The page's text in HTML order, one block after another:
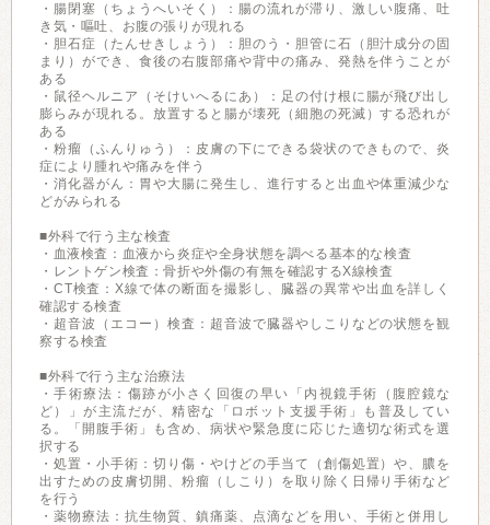
・腸閉塞（ちょうへいそく）：腸の流れが滞り、激しい腹痛、吐
き気・嘔吐、お腹の張りが現れる
・胆石症（たんせきしょう）：胆のう・胆管に石（胆汁成分の固
まり）ができ、食後の右腹部痛や背中の痛み、発熱を伴うことが
ある
・鼠径ヘルニア（そけいへるにあ）：足の付け根に腸が飛び出し
膨らみが現れる。放置すると腸が壊死（細胞の死滅）する恐れが
ある
・粉瘤（ふんりゅう）：皮膚の下にできる袋状のできもので、炎
症により腫れや痛みを伴う
・消化器がん：胃や大腸に発生し、進行すると出血や体重減少な
どがみられる
■外科で行う主な検査
・血液検査：血液から炎症や全身状態を調べる基本的な検査
・レントゲン検査：骨折や外傷の有無を確認するX線検査
・CT検査：X線で体の断面を撮影し、臓器の異常や出血を詳しく
確認する検査
・超音波（エコー）検査：超音波で臓器やしこりなどの状態を観
察する検査
■外科で行う主な治療法
・手術療法：傷跡が小さく回復の早い「内視鏡手術（腹腔鏡な
ど）」が主流だが、精密な「ロボット支援手術」も普及してい
る。「開腹手術」も含め、病状や緊急度に応じた適切な術式を選
択する
・処置・小手術：切り傷・やけどの手当て（創傷処置）や、膿を
出すための皮膚切開、粉瘤（しこり）を取り除く日帰り手術など
を行う
・薬物療法：抗生物質、鎮痛薬、点滴などを用い、手術と併用し